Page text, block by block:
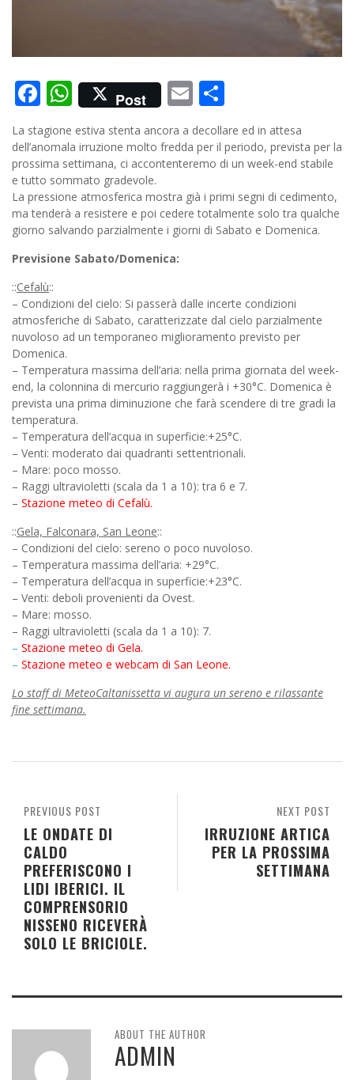
Facebook
WhatsApp
Post Email
La stagione estiva stenta ancora a decollare ed in attesa
dell’anomala irruzione molto fredda per il periodo, prevista per la
prossima settimana, ci accontenteremo di un week-end stabile
e tutto sommato gradevole.
La pressione atmosferica mostra già i primi segni di cedimento,
ma tenderà a resistere e poi cedere totalmente solo tra qualche
giorno salvando parzialmente i giorni di Sabato e Domenica.
Previsione Sabato/Domenica:
::Cefalù::
– Condizioni del cielo: Si passerà dalle incerte condizioni
atmosferiche di Sabato, caratterizzate dal cielo parzialmente
nuvoloso ad un temporaneo miglioramento previsto per
Domenica.
– Temperatura massima dell’aria: nella prima giornata del week-
end, la colonnina di mercurio raggiungerà i +30°C. Domenica è
prevista una prima diminuzione che farà scendere di tre gradi la
temperatura.
– Temperatura dell’acqua in superficie:+25°C.
– Venti: moderato dai quadranti settentrionali.
– Mare: poco mosso.
– Raggi ultravioletti (scala da 1 a 10): tra 6 e 7.
– Stazione meteo di Cefalù.
::Gela, Falconara, San Leone::
– Condizioni del cielo: sereno o poco nuvoloso.
– Temperatura massima dell’aria: +29°C.
– Temperatura dell’acqua in superficie:+23°C.
– Venti: deboli provenienti da Ovest.
– Mare: mosso.
– Raggi ultravioletti (scala da 1 a 10): 7.
– Stazione meteo di Gela.
– Stazione meteo e webcam di San Leone.
Lo staff di MeteoCaltanissetta vi augura un sereno e rilassante
fine settimana.
NEXT POST
IRRUZIONE ARTICA
PER LA PROSSIMA
SETTIMANA
PREVIOUS POST
LE ONDATE DI
CALDO
PREFERISCONO I
LIDI IBERICI. IL
COMPRENSORIO
NISSENO RICEVERÀ
SOLO LE BRICIOLE.
ABOUT THE AUTHOR
ADMIN